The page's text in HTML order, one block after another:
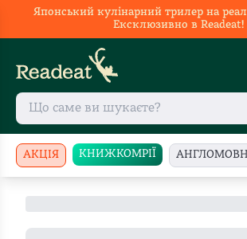
Японський кулінарний трилер на
Ексклюзивно в Readeat!
АКЦІЯ КНИЖКОМРІЇ